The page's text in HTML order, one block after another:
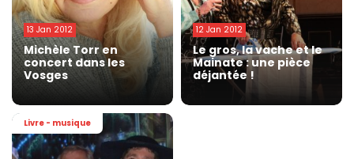
13 Jan 2012
Michèle Torr en
concert dans les
Vosges
12 Jan 2012
Le gros, la vache et le
Mainate : une pièce
déjantée !
Livre - musique